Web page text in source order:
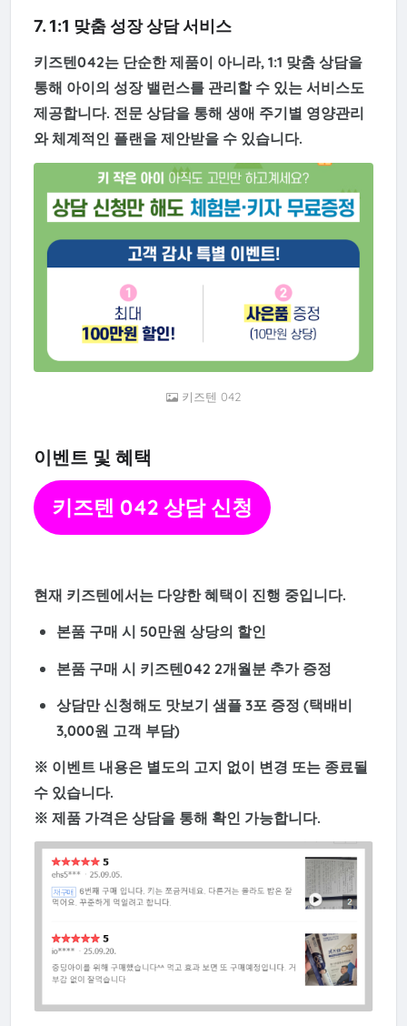
7. 1:1 맞춤 성장 상담 서비스
키즈텐042는 단순한 제품이 아니라, 1:1 맞춤 상담을
통해 아이의 성장 밸런스를 관리할 수 있는 서비스도
제공합니다. 전문 상담을 통해 생애 주기별 영양관리
와 체계적인 플랜을 제안받을 수 있습니다.
키즈텐 042
이벤트 및 혜택
키즈텐 042 상담 신청
현재 키즈텐에서는 다양한 혜택이 진행 중입니다.
본품 구매 시 50만원 상당의 할인
본품 구매 시 키즈텐042 2개월분 추가 증정
상담만 신청해도 맛보기 샘플 3포 증정 (택배비
3,000원 고객 부담)
※ 이벤트 내용은 별도의 고지 없이 변경 또는 종료될
수 있습니다.
※ 제품 가격은 상담을 통해 확인 가능합니다.